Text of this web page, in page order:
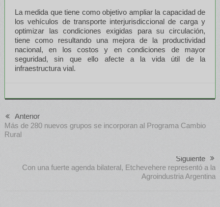
La medida que tiene como objetivo ampliar la capacidad de
los vehículos de transporte interjurisdiccional de carga y
optimizar las condiciones exigidas para su circulación,
tiene como resultando una mejora de la productividad
nacional, en los costos y en condiciones de mayor
seguridad, sin que ello afecte a la vida útil de la
infraestructura vial.
Anterior
Más de 280 nuevos grupos se incorporan al Programa Cambio
Rural
Siguiente
Con una fuerte agenda bilateral, Etchevehere representó a la
Agroindustria Argentina